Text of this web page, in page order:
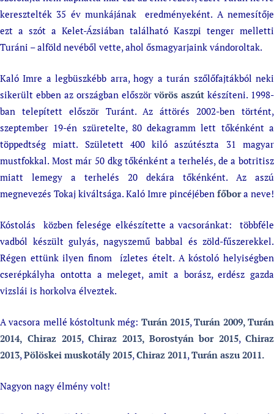
keresztelték 35 év munkájának eredményeként. A nemesítője
ezt a szót a Kelet-Ázsiában található Kaszpi tenger melletti
Turáni – alföld nevéből vette, ahol ősmagyarjaink vándoroltak.
Kaló Imre a legbüszkébb arra, hogy a turán szőlőfajtákból neki
sikerült ebben az országban előszörvörös aszútkészíteni. 1998-
ban telepített először Turánt. Az áttörés 2002-ben történt,
szeptember 19-én szüretelte, 80 dekagramm lett tőkénként a
töppedtség miatt. Született 400 kiló aszútészta 31 magyar
mustfokkal. Most már 50 dkg tőkénként a terhelés, de a botritisz
miatt lemegy a terhelés 20 dekára tőkénként. Az aszú
megnevezés Tokaj kiváltsága. Kaló Imre pincéjében főbora neve!
Kóstolás közben felesége elkészítette a vacsoránkat: többféle
vadból készült gulyás, nagyszemű babbal és zöld-fűszerekkel.
Régen ettünk ilyen finom ízletes ételt. A kóstoló helyiségben
cserépkályha ontotta a meleget, amit a borász, erdész gazda
vizslái is horkolva élveztek.
A vacsora mellé kóstoltunk még: Turán 2015,Turán 2009, Turán
2014, Chiraz 2015,Chiraz 2013, Borostyán bor 2015, Chiraz
2013,Pölöskei muskotály 2015,Chiraz 2011,Turán aszu 2011.
Nagyon nagy élmény volt!